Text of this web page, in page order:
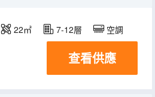
22㎡ 7-12層 空調
查看供應